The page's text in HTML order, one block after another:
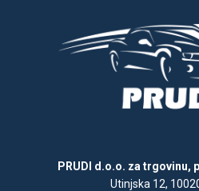
PRUDI d.o.o. za trgovinu,
Utinjska 12,